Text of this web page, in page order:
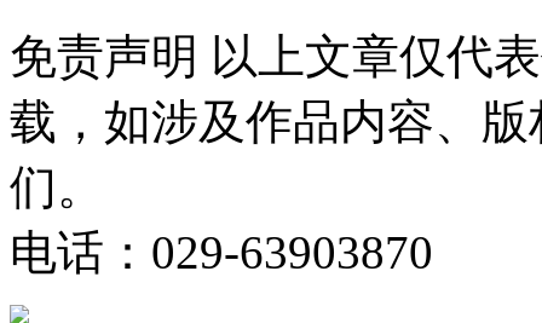
免责声明 以上文章仅代
载，如涉及作品内容、
们。
电话：029-63903870